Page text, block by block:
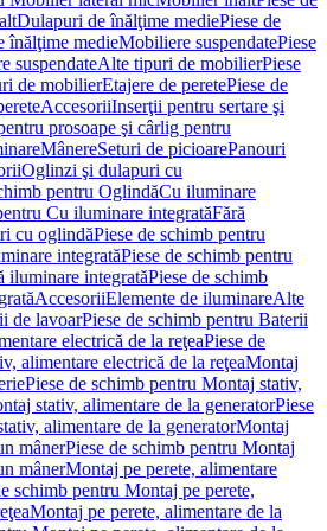
Dulapuri de înălţime mediePiese de
înălţime medieMobiliere suspendatePiese
suspendateAlte tipuri de mobilierPiese
de mobilierEtajere de peretePiese de
AccesoriiInserţii pentru sertare şi
prosoape şi cârlig pentru
MânereSeturi de picioarePanouri
Oglinzi şi dulapuri cu
pentru OglindăCu iluminare
Cu iluminare integratăFără
cu oglindăPiese de schimb pentru
integratăPiese de schimb pentru
iluminare integratăPiese de schimb
AccesoriiElemente de iluminareAlte
de lavoarPiese de schimb pentru Baterii
electrică de la reţeaPiese de
alimentare electrică de la reţeaMontaj
Piese de schimb pentru Montaj stativ,
stativ, alimentare de la generatorPiese
alimentare de la generatorMontaj
mânerPiese de schimb pentru Montaj
mânerMontaj pe perete, alimentare
schimb pentru Montaj pe perete,
Montaj pe perete, alimentare de la